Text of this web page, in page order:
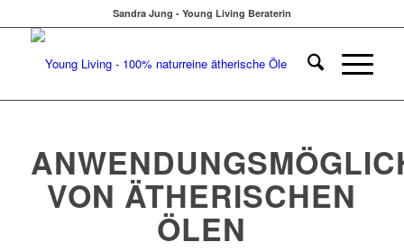
Sandra Jung - Young Living Beraterin
VON ÄTHERISCHEN
ÖLEN